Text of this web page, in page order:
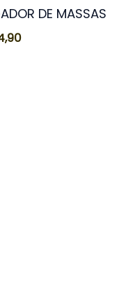
DE MASSAS